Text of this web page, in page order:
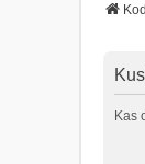
Kas